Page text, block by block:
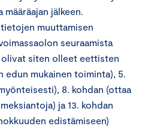
jälkeen.
muuttamisen
seuraamista
siten olleet eettisten
edun mukainen toiminta), 5.
8. kohdan (ottaa
ja 13. kohdan
edistämiseen)